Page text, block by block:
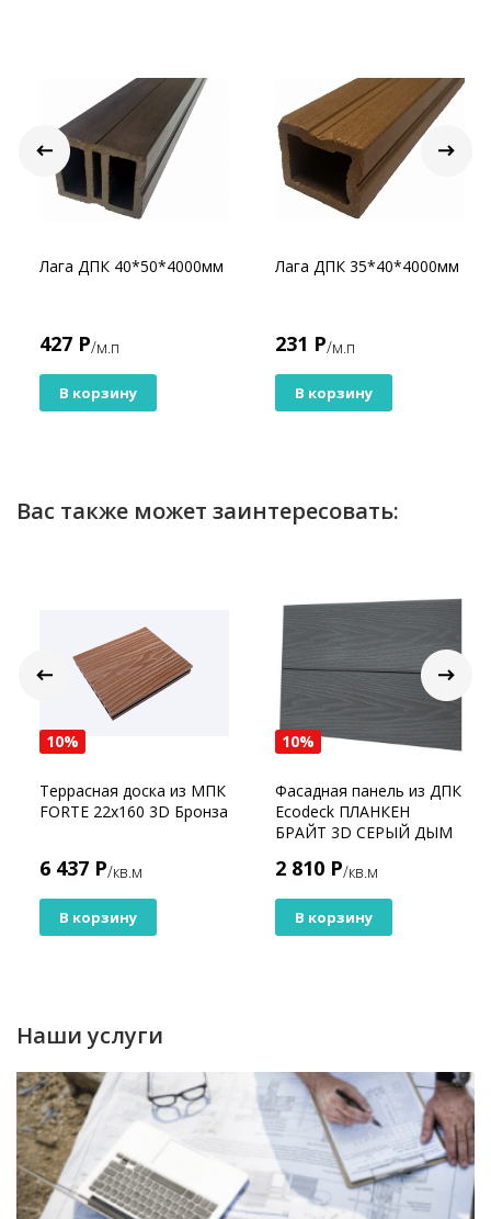
Лага ДПК 40*50*4000мм
427 Р/м.п
В корзину
Лага ДПК 35*40*4000мм
231 Р/м.п
В корзину
Вас также может заинтересовать:
10%
Террасная доска из МПК
FORTE 22x160 3D Бронза
6 437 Р/кв.м
В корзину
10%
Фасадная панель из ДПК
Ecodeck ПЛАНКЕН
БРАЙТ 3D СЕРЫЙ ДЫМ
2 810 Р/кв.м
В корзину
Наши услуги